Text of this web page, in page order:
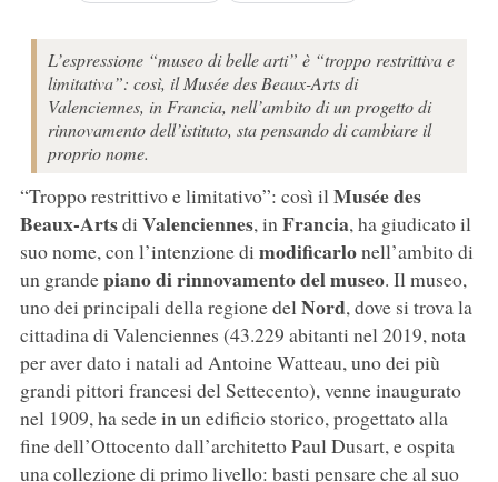
L’espressione “museo di belle arti” è “troppo restrittiva e
limitativa”: così, il Musée des Beaux-Arts di
Valenciennes, in Francia, nell’ambito di un progetto di
rinnovamento dell’istituto, sta pensando di cambiare il
proprio nome.
“Troppo restrittivo e limitativo”: così ilMusée des
Beaux-Artsdi Valenciennes, inFrancia, ha giudicato il
suo nome, con l’intenzione di modificarlonell’ambito di
un grandepiano di rinnovamento del museo. Il museo,
uno dei principali della regione delNord, dove si trova la
cittadina di Valenciennes (43.229 abitanti nel 2019, nota
per aver dato i natali ad Antoine Watteau, uno dei più
grandi pittori francesi del Settecento), venne inaugurato
nel 1909, ha sede in un edificio storico, progettato alla
fine dell’Ottocento dall’architetto Paul Dusart, e ospita
una collezione di primo livello: basti pensare che al suo